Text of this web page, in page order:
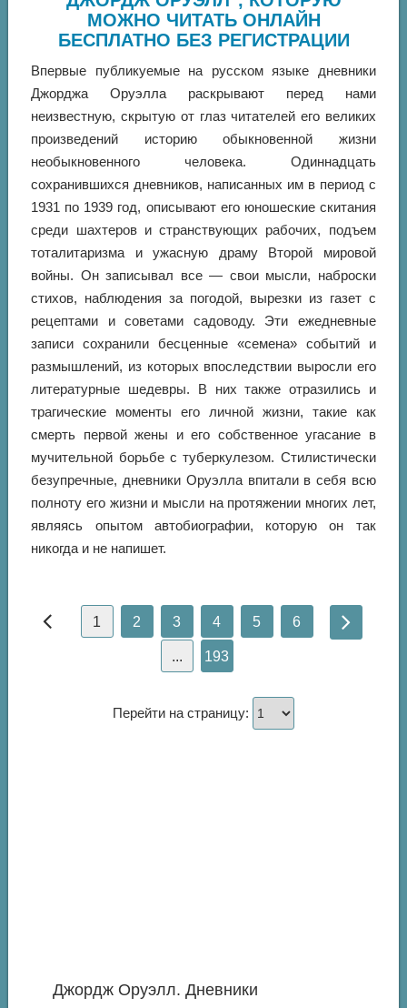
МОЖНО ЧИТАТЬ ОНЛАЙН
БЕСПЛАТНО БЕЗ РЕГИСТРАЦИИ
Впервые публикуемые на русском языке дневники
Джорджа Оруэлла раскрывают перед нами
неизвестную, скрытую от глаз читателей его великих
произведений историю обыкновенной жизни
необыкновенного человека. Одиннадцать
сохранившихся дневников, написанных им в период с
1931 по 1939 год, описывают его юношеские скитания
среди шахтеров и странствующих рабочих, подъем
тоталитаризма и ужасную драму Второй мировой
войны. Он записывал все — свои мысли, наброски
стихов, наблюдения за погодой, вырезки из газет с
рецептами и советами садоводу. Эти ежедневные
записи сохранили бесценные «семена» событий и
размышлений, из которых впоследствии выросли его
литературные шедевры. В них также отразились и
трагические моменты его личной жизни, такие как
смерть первой жены и его собственное угасание в
мучительной борьбе с туберкулезом. Стилистически
безупречные, дневники Оруэлла впитали в себя всю
полноту его жизни и мысли на протяжении многих лет,
являясь опытом автобиографии, которую он так
никогда и не напишет.
1 2 3 4 5 6
... 193
Перейти на страницу:
Джордж Оруэлл. Дневники